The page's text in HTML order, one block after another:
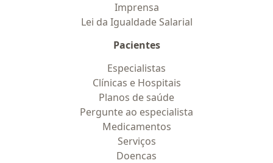
Imprensa
Lei da Igualdade Salarial
Pacientes
Especialistas
Clínicas e Hospitais
Planos de saúde
Pergunte ao especialista
Medicamentos
Serviços
Doencas